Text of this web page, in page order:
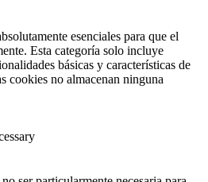
esenciales para que el
Esta categoría solo incluye
básicas y características de
cookies no almacenan ninguna